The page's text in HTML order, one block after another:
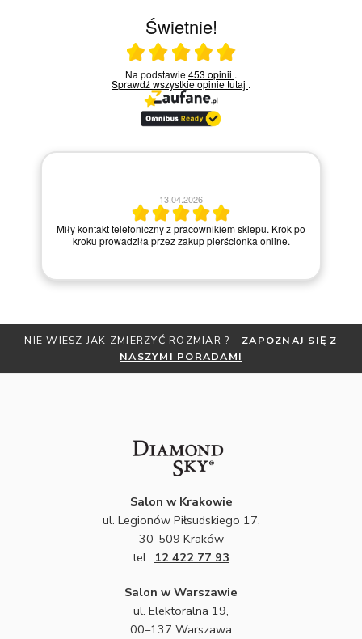
Świetnie!
Ocena średnia 5 na 5
Na podstawie453 opinii .
Sprawdź wszystkie opinietutaj .
30.03.2026
Bardzo dobry kontakt.!!!
NIE WIESZ JAK ZMIERZYĆ ROZMIAR ? - ZAPOZNAJ SIĘ Z
NASZYMI PORADAMI
Salon w Krakowie
ul. Legionów Piłsudskiego 17,
30-509 Kraków
tel.: 12 422 77 93
Salon w Warszawie
ul. Elektoralna 19,
00–137 Warszawa